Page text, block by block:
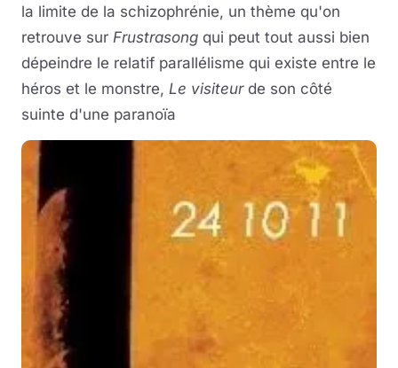
la limite de la schizophrénie, un thème qu'on
retrouve sur Frustrasong qui peut tout aussi bien
dépeindre le relatif parallélisme qui existe entre le
héros et le monstre, Le visiteurde son côté
suinte d'une paranoïa